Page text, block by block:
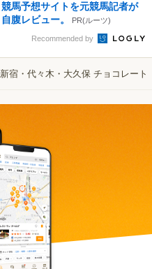
競馬予想サイトを元競馬記者が
自腹レビュー。
PR(ルーツ)
Recommended by
新宿・代々木・大久保 チョコレート